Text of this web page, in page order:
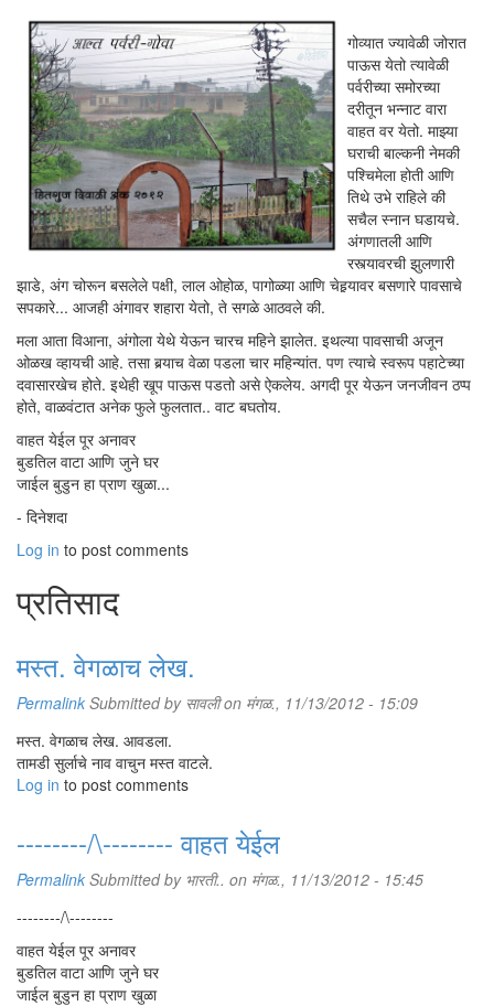
गोव्यात ज्यावेळी जोरात
पाऊस येतो त्यावेळी
पर्वरीच्या समोरच्या
दरीतून भन्नाट वारा
वाहत वर येतो. माझ्या
घराची बाल्कनी नेमकी
पश्चिमेला होती आणि
तिथे उभे राहिले की
सचैल स्नान घडायचे.
अंगणातली आणि
रस्त्यावरची झुलणारी
झाडे, अंग चोरून बसलेले पक्षी, लाल ओहोळ, पागोळ्या आणि चेहर्‍यावर बसणारे पावसाचे
सपकारे... आजही अंगावर शहारा येतो, ते सगळे आठवले की.
मला आता विआना, अंगोला येथे येऊन चारच महिने झालेत. इथल्या पावसाची अजून
ओळख व्हायची आहे. तसा बर्‍याच वेळा पडला चार महिन्यांत. पण त्याचे स्वरूप पहाटेच्या
दवासारखेच होते. इथेही खूप पाऊस पडतो असे ऐकलेय. अगदी पूर येऊन जनजीवन ठप्प
होते, वाळवंटात अनेक फुले फुलतात.. वाट बघतोय.
वाहत येईल पूर अनावर
बुडतिल वाटा आणि जुने घर
जाईल बुडुन हा प्राण खुळा...
- दिनेशदा
Log in to post comments
प्रतिसाद
मस्त. वेगळाच लेख.
Permalink Submitted by सावलीon मंगळ., 11/13/2012 - 15:09
मस्त. वेगळाच लेख. आवडला.
तामडी सुर्लाचे नाव वाचुन मस्त वाटले.
Log in to post comments
--------/\-------- वाहत येईल
Permalink Submitted by भारती.. on मंगळ., 11/13/2012 - 15:45
--------/\--------
वाहत येईल पूर अनावर
बुडतिल वाटा आणि जुने घर
जाईल बुडुन हा प्राण खुळा